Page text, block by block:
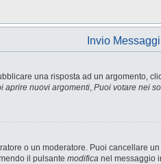
Invio Messaggi
una risposta ad un argomento,
aprire nuovi argomenti, Puoi votare nei
o un moderatore. Puoi cancellare
il pulsante modifica nel messaggio